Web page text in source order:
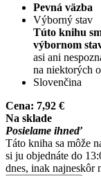
Pevná väzba
Výborný stav
Túto knihu
výbornom
asi ani
na niektorých
Slovenčina
Cena: 7,92 €
Na sklade
Posielame ihneď
Táto kniha sa môže
si ju objednáte do
dnes, inak najneskôr